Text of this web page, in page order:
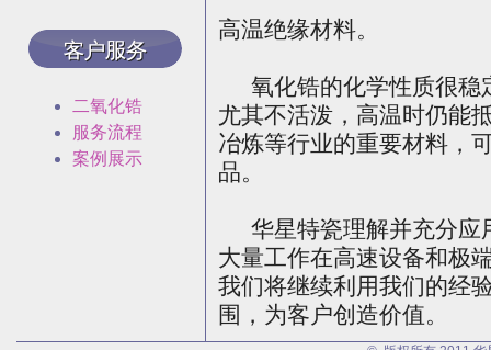
二氧化锆
服务流程
案例展示
高温绝缘材料。
氧化锆的化学性质很稳
尤其不活泼，高温时仍能
冶炼等行业的重要材料，
品。
华星特瓷理解并充分应
大量工作在高速设备和极
我们将继续利用我们的经
围，为客户创造价值。